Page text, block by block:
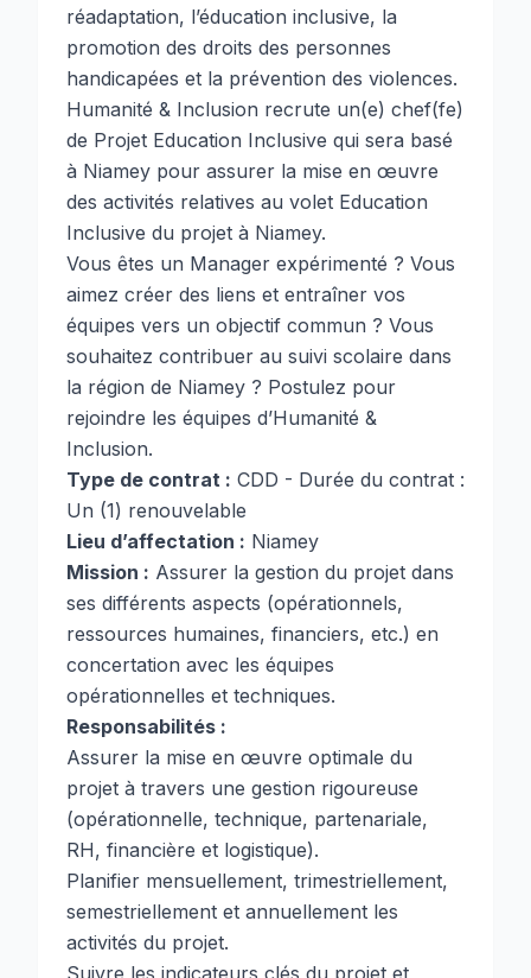
réadaptation, l’éducation inclusive, la
promotion des droits des personnes
handicapées et la prévention des violences.
Humanité & Inclusion recrute un(e) chef(fe)
de Projet Education Inclusive qui sera basé
à Niamey pour assurer la mise en œuvre
des activités relatives au volet Education
Inclusive du projet à Niamey.
Vous êtes un Manager expérimenté ? Vous
aimez créer des liens et entraîner vos
équipes vers un objectif commun ? Vous
souhaitez contribuer au suivi scolaire dans
la région de Niamey ? Postulez pour
rejoindre les équipes d’Humanité &
Inclusion.
Type de contrat : CDD - Durée du contrat :
Un (1) renouvelable
Lieu d’affectation : Niamey
Mission : Assurer la gestion du projet dans
ses différents aspects (opérationnels,
ressources humaines, financiers, etc.) en
concertation avec les équipes
opérationnelles et techniques.
Responsabilités :
Assurer la mise en œuvre optimale du
projet à travers une gestion rigoureuse
(opérationnelle, technique, partenariale,
RH, financière et logistique).
Planifier mensuellement, trimestriellement,
semestriellement et annuellement les
activités du projet.
Suivre les indicateurs clés du projet et